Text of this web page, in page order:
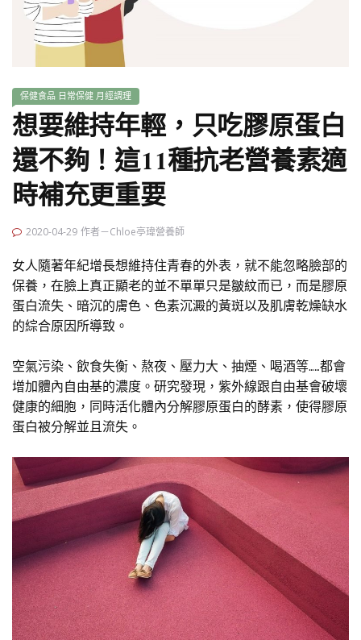
保健食品 日常保健 月經調理
想要維持年輕，只吃膠原蛋白
還不夠！這11種抗老營養素適
時補充更重要
2020-04-29 作者－Chloe亭瑋營養師
女人隨著年紀增長想維持住青春的外表，就不能忽略臉部的
保養，在臉上真正顯老的並不單單只是皺紋而已，而是膠原
蛋白流失、暗沉的膚色、色素沉澱的黃斑以及肌膚乾燥缺水
的綜合原因所導致。
空氣污染、飲食失衡、熬夜、壓力大、抽煙、喝酒等……都會
增加體內自由基的濃度。研究發現，紫外線跟自由基會破壞
健康的細胞，同時活化體內分解膠原蛋白的酵素，使得膠原
蛋白被分解並且流失。